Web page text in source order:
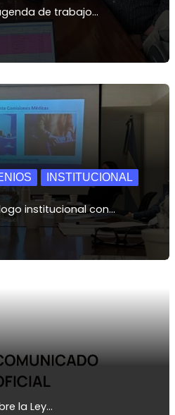
de trabajo…
INSTITUCIONAL
institucional con…
la Ley…